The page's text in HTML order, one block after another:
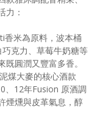
力：
香米為原料，波本桶
克力、草莓牛奶糖等
圓潤又豐富多香。
煤大麥的核心酒款
、12年Fusion 原酒調
煙燻與皮革氣息，醇